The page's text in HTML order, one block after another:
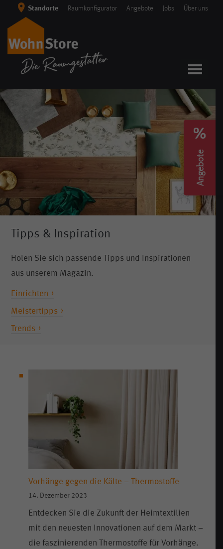
Angebote
content
Standorte Raumkonfigurator Angebote Jobs Über uns
Tipps & Inspiration
Holen Sie sich passende Tipps und Inspirationen
aus unserem Magazin.
Einrichten
Meistertipps
Trends
Vorhänge gegen die Kälte – Thermostoffe
14. Dezember 2023
Entdecken Sie die Zukunft der Heimtextilien
mit den neuesten Innovationen auf dem Markt –
die faszinierenden Thermostoffe für Vorhänge.